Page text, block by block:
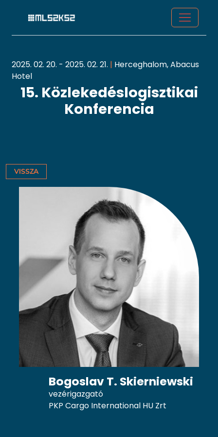
2025. 02. 20. - 2025. 02. 21. | Herceghalom, Abacus
Hotel
15. Közlekedéslogisztikai
Konferencia
VISSZA
Bogoslav T. Skierniewski
vezérigazgató
PKP Cargo International HU Zrt